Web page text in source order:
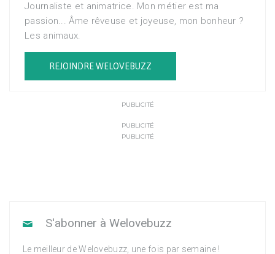
Journaliste et animatrice. Mon métier est ma
passion... Âme rêveuse et joyeuse, mon bonheur ?
Les animaux.
REJOINDRE WELOVEBUZZ
PUBLICITÉ
PUBLICITÉ
PUBLICITÉ
S'abonner à Welovebuzz
Le meilleur de Welovebuzz, une fois par semaine !